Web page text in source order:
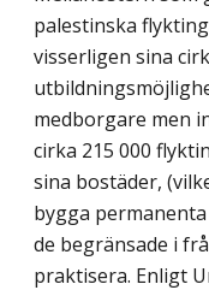
palestinska
visserligen sina
medborgare men
cirka 215 000
sina bostäder,
bygga
de begränsade i
praktisera. Enligt